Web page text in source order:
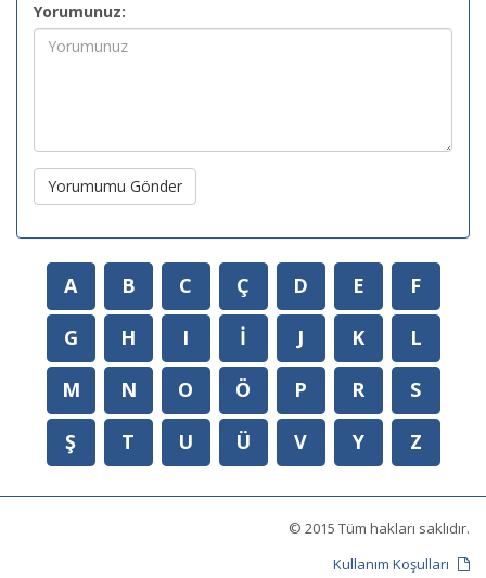
Yorumunuz:
Yorumumu Gönder
A B C Ç D E
F
G
H I İ J K
L
M
N O Ö P R
S
Ş
T U Ü V Y Z
© 2015 Tüm hakları saklıdır.
Kullanım Koşulları